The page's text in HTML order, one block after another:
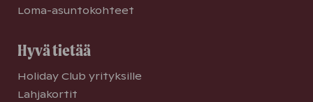
Loma-asuntokohteet
Hyvä tietää
Holiday Club yrityksille
Lahjakortit